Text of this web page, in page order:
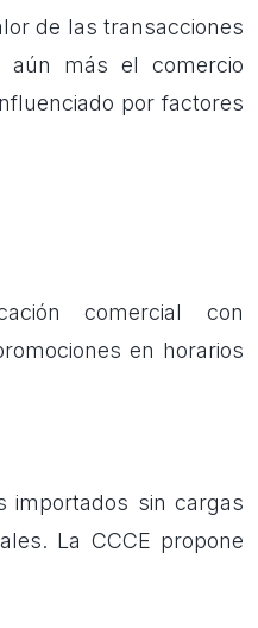
de las transacciones
aún más el comercio
por factores
comercial con
en horarios
importados sin cargas
La CCCE propone